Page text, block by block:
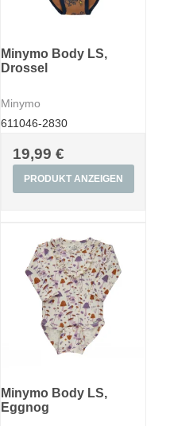
Minymo Body LS,
Drossel
Minymo
611046-2830
19,99 €
PRODUKT ANZEIGEN
Minymo Body LS,
Eggnog